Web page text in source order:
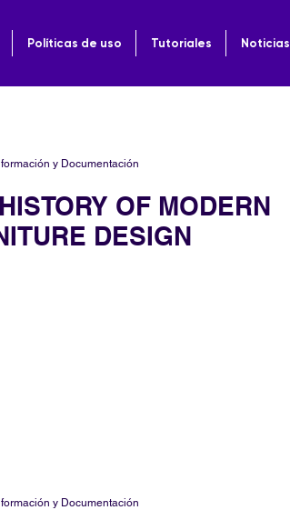
Políticas de uso Tutoriales Noticias
OF MODERN
DESIGN
y Documentación
y Documentación